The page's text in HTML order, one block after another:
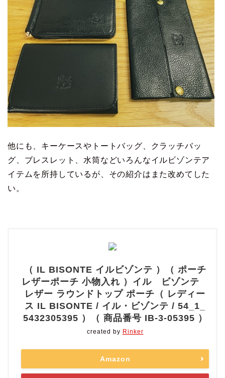
他にも、キーケースやトートバッグ、クラッチバッ
グ、ブレスレット、水筒などいろんなイルビゾンテア
イテムを所持しているが、その紹介はまた改めてした
い。
（ IL BISONTE イルビゾンテ ）（ ポーチ
レザーポーチ 小物入れ ）イル ビゾンテ
レザー ラウンドトップ ポーチ（ レディー
ス IL BISONTE / イル・ビゾンテ / 54_1_
5432305395 ）（ 商品番号 IB-3-05395 ）
created by Rinker
Amazon